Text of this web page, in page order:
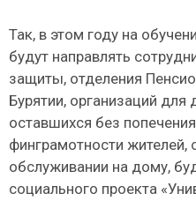
Так, в этом году на
будут направлять
защиты, отделения
Бурятии, организаций для
оставшихся без
финграмотности
обслуживании на дому,
социального проекта